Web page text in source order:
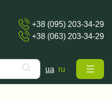
+38 (095) 203-34-29
+38 (063) 203-34-29
ua ru